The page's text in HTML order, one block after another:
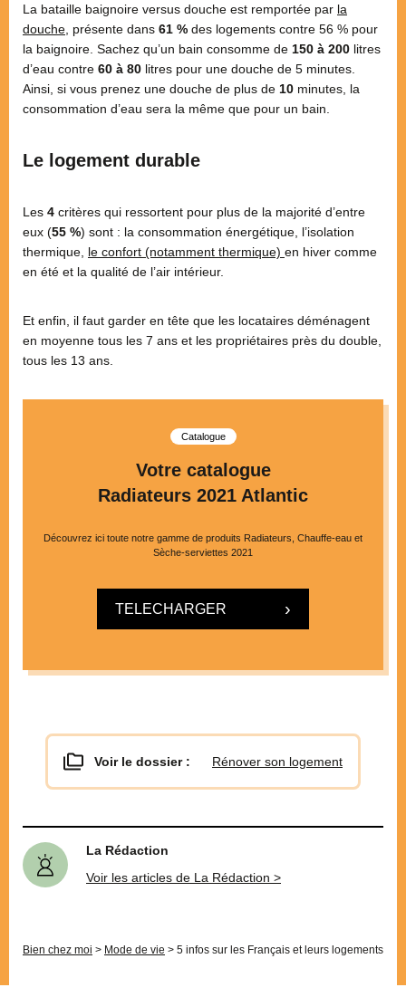
La bataille baignoire versus douche est remportée par la
douche , présente dans 61 % des logements contre 56 % pour
la baignoire. Sachez qu’un bain consomme de 150 à 200 litres
d’eau contre 60 à 80 litres pour une douche de 5 minutes.
Ainsi, si vous prenez une douche de plus de 10 minutes, la
consommation d’eau sera la même que pour un bain.
Le logement durable
Les 4 critères qui ressortent pour plus de la majorité d’entre
eux (55 %) sont : la consommation énergétique, l’isolation
thermique, le confort (notamment thermique) en hiver comme
en été et la qualité de l’air intérieur.
Et enfin, il faut garder en tête que les locataires déménagent
en moyenne tous les 7 ans et les propriétaires près du double,
tous les 13 ans.
Catalogue
Votre catalogue
Radiateurs 2021 Atlantic
Découvrez ici toute notre gamme de produits Radiateurs, Chauffe-eau et
Sèche-serviettes 2021
TELECHARGER
Voir le dossier : Rénover son logement
La Rédaction
Voir les articles de La Rédaction >
Bien chez moi > Mode de vie > 5 infos sur les Français et leurs logements